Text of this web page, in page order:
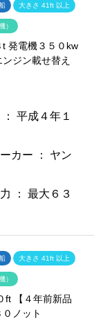
大きさ 41ft 以上
）
発電機３５０kw
ジン載せ替え
平成４年１
カー ： ヤン
： 最大６３
大きさ 41ft 以上
）
ft 【４年前新品
ノット